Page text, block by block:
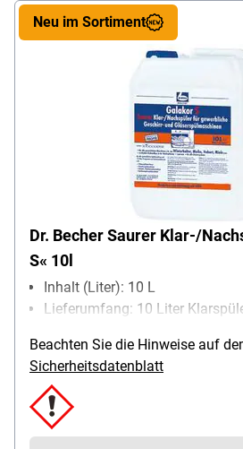
Dr. Becher Saurer Klar-/
S« 10l
Inhalt (Liter): 10 L
Lieferumfang: 10 Liter
Beachten Sie die Hinweise auf
Sicherheitsdatenblatt
Neu im Sortiment